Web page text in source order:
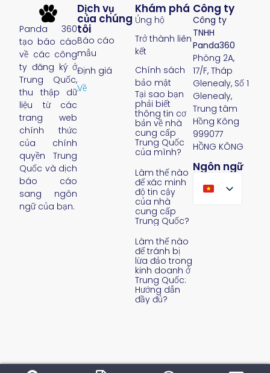
Panda 360
tạo báo cáo
về các công
ty đăng ký ở
Trung Quốc,
thu thập dữ
liệu từ các
trang web
chính thức
của chính
quyền Trung
Quốc và dịch
báo cáo
sang ngôn
ngữ của bạn.
Dịch vụ
của chúng
tôi
Báo cáo
mẫu
Định giá
Về
Khám phá
Ủng hộ
Trở thành liên
kết
Chính sách
bảo mật
Tại sao bạn
phải biết
thông tin cơ
bản về nhà
cung cấp
Trung Quốc
của mình?
Làm thế nào
để xác minh
độ tin cậy
của nhà
cung cấp
Trung Quốc?
Làm thế nào
để tránh bị
lừa đảo trong
kinh doanh ở
Trung Quốc:
Hướng dẫn
đầy đủ?
Công ty
Công ty
TNHH
Panda360
Phòng 2A,
17/F, Tháp
Glenealy, Số 1
Glenealy,
Trung tâm
Hồng Kông
999077
HỒNG KÔNG
Ngôn ngữ